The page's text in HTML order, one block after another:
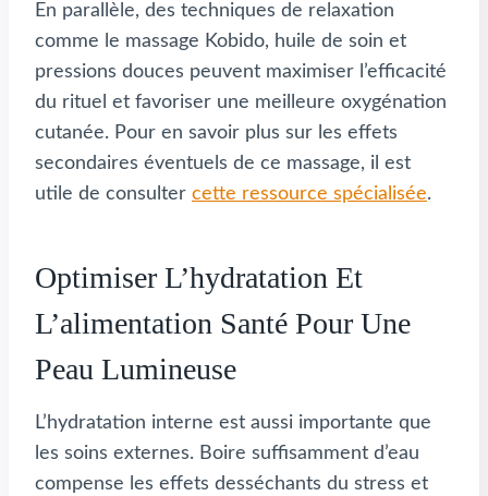
En parallèle, des techniques de relaxation
comme le massage Kobido, huile de soin et
pressions douces peuvent maximiser l’efficacité
du rituel et favoriser une meilleure oxygénation
cutanée. Pour en savoir plus sur les effets
secondaires éventuels de ce massage, il est
utile de consulter cette ressource spécialisée.
Optimiser L’hydratation Et
L’alimentation Santé Pour Une
Peau Lumineuse
L’hydratation interne est aussi importante que
les soins externes. Boire suffisamment d’eau
compense les effets desséchants du stress et